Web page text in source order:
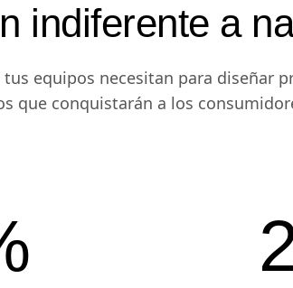
indiferente a
equipos necesitan para diseñar
que conquistarán a los